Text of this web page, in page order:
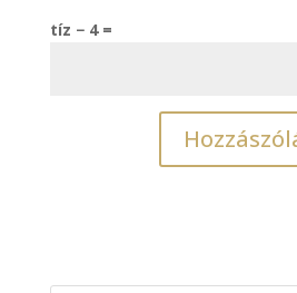
tíz − 4 =